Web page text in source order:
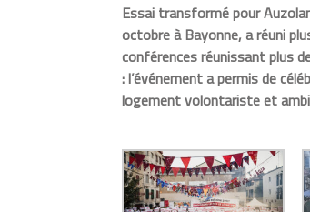
Essai transformé pour
octobre à Bayonne, a réuni
conférences réunissant plus
: l’événement a permis de
logement volontariste et